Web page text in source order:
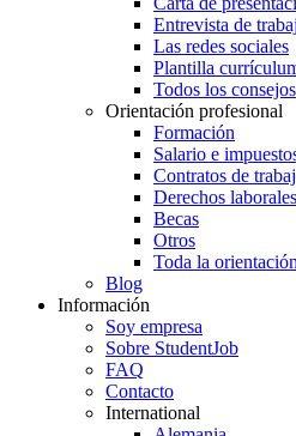
Entrevista de
Las redes sociales
Plantilla
Todos los consejos
Orientación profesional
Formación
Salario e
Contratos de
Derechos laborales
Becas
Otros
Toda la
Blog
Información
Soy empresa
Sobre StudentJob
FAQ
Contacto
International